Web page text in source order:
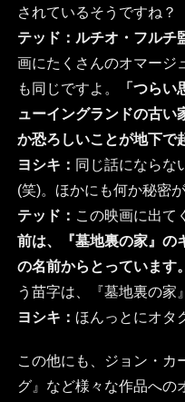
されているそうですね？
テッド： ルチオ・フルチ
画にたくさんのオマージ
も同じですよ。
「つらい
ューイングランドの古い
か恐ろしいことが地下で
ヨシキ： 同じ話にならな
(笑)。ほかにも何か秘密
テッド： この映画に出て
前は、『墓地裏の家』の
の名前からとっています。
う苗字は、『墓地裏の家
ヨシキ： ほんっとにオタ
この他にも、ジョン・カ
グ』など様々な作品への